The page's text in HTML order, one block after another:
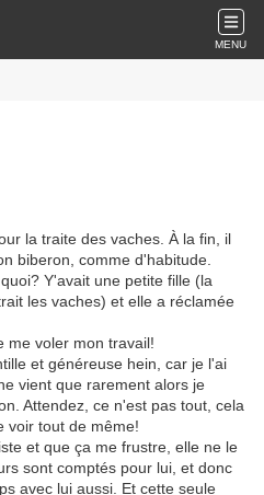
MENU
la traite des vaches. À la fin, il
biberon, comme d'habitude.
Y'avait une petite fille (la
les vaches) et elle a réclamée
me voler mon travail!
et généreuse hein, car je l'ai
vient que rarement alors je
Attendez, ce n'est pas tout, cela
voir tout de même!
et que ça me frustre, elle ne le
sont comptés pour lui, et donc
avec lui aussi. Et cette seule